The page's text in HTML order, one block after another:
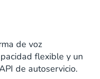
de voz
flexible y un
de autoservicio.